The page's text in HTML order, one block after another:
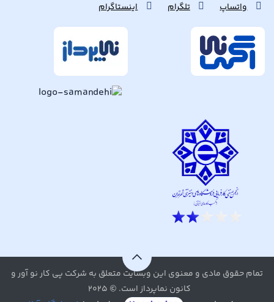
واتساپ تلگرام اینستاگرام
تمام حقوق مادی و معنوی این وبسایت متعلق به شرکت پی کار نو آور و
کانون نماپرداز است. © ۲۰۲۵